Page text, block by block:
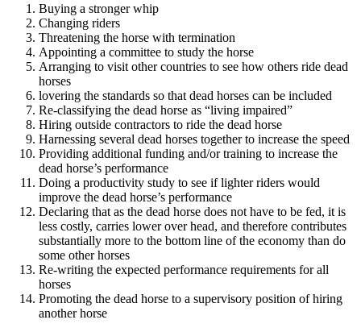
Buying a stronger whip
Changing riders
Threatening the horse with termination
Appointing a committee to study the horse
Arranging to visit other countries to see how others ride dead
horses
lovering the standards so that dead horses can be included
Re-classifying the dead horse as “living impaired”
Hiring outside contractors to ride the dead horse
Harnessing several dead horses together to increase the speed
Providing additional funding and/or training to increase the
dead horse’s performance
Doing a productivity study to see if lighter riders would
improve the dead horse’s performance
Declaring that as the dead horse does not have to be fed, it is
less costly, carries lower over head, and therefore contributes
substantially more to the bottom line of the economy than do
some other horses
Re-writing the expected performance requirements for all
horses
Promoting the dead horse to a supervisory position of hiring
another horse